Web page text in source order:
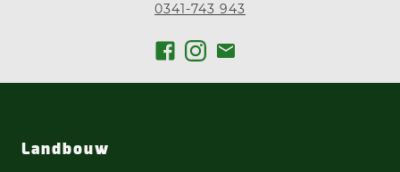
0341-743 943
Landbouw